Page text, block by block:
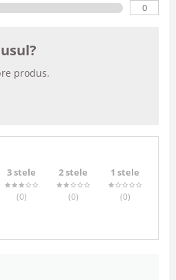
0
produs.
3 stele
(0)
2 stele
(0)
1 stele
(0)